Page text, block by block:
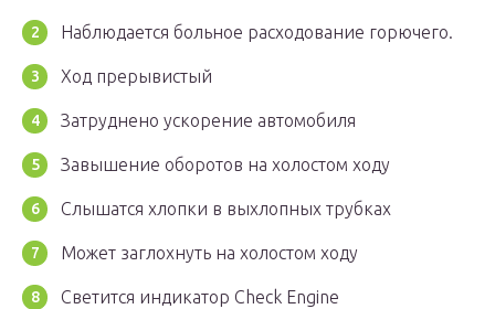
Наблюдается больное расходование горючего.
Ход прерывистый
Затруднено ускорение автомобиля
Завышение оборотов на холостом ходу
Слышатся хлопки в выхлопных трубках
Может заглохнуть на холостом ходу
Светится индикатор Check Engine